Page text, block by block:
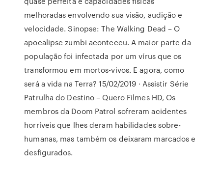
melhoradas envolvendo sua visão, audição e
velocidade. Sinopse: The Walking Dead – O
apocalipse zumbi aconteceu. A maior parte da
população foi infectada por um vírus que os
transformou em mortos-vivos. E agora, como
será a vida na Terra? 15/02/2019 · Assistir Série
Patrulha do Destino – Quero Filmes HD, Os
membros da Doom Patrol sofreram acidentes
horríveis que lhes deram habilidades sobre-
humanas, mas também os deixaram marcados e
desfigurados.